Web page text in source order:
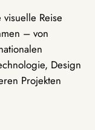
Reise
– von
Design
Projekten